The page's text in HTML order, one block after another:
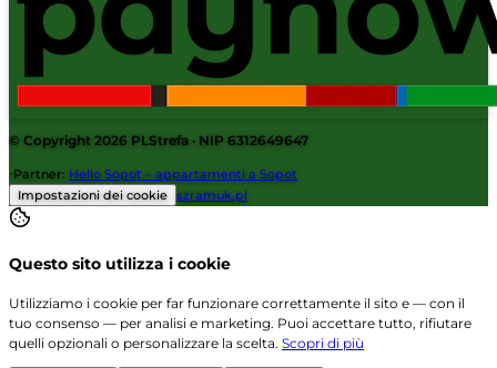
© Copyright 2026 PLStrefa · NIP 6312649647
·Partner: Hello Sopot – appartamenti a Sopot
Impostazioni dei cookie szramuk.pl
Questo sito utilizza i cookie
Utilizziamo i cookie per far funzionare correttamente il sito e — con il
tuo consenso — per analisi e marketing. Puoi accettare tutto, rifiutare
quelli opzionali o personalizzare la scelta. Scopri di più